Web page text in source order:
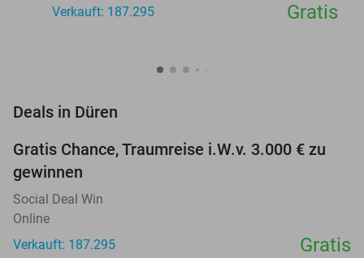
Verkauft: 187.295
Gratis
Deals in Düren
Gratis Chance, Traumreise i.W.v. 3.000 € zu
gewinnen
Social Deal Win
Online
Verkauft: 187.295
Gratis